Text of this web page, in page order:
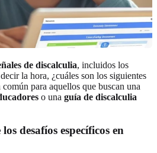
de discalculia, incluidos los
la hora, ¿cuáles son los siguientes
común para aquellos que buscan una
o una guía de discalculia
desafíos específicos en